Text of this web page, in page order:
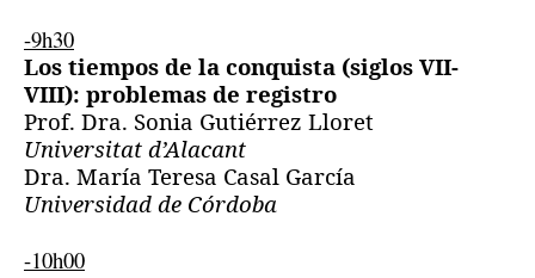
-9h30
Los tiempos de la conquista (siglos VII-
VIII): problemas de registro
Prof. Dra. Sonia Gutiérrez Lloret
Universitat d’Alacant
Dra. María Teresa Casal García
Universidad de Córdoba
-10h00